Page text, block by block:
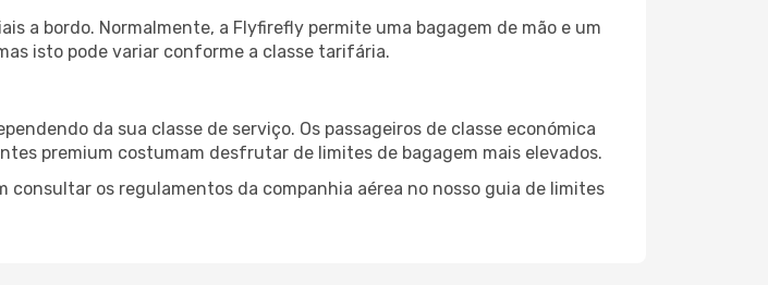
a bordo. Normalmente, a Flyfirefly permite uma bagagem de mão e um
isto pode variar conforme a classe tarifária.
da sua classe de serviço. Os passageiros de classe económica
premium costumam desfrutar de limites de bagagem mais elevados.
consultar os regulamentos da companhia aérea no nosso guia de limites